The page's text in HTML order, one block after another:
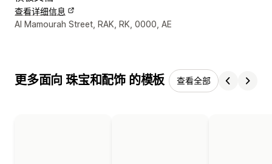
查看详细信息
设计师联系方式
Al Mamourah Street, RAK, RK, 0000, AE
更多面向 珠宝和配饰 的模板 查看全部